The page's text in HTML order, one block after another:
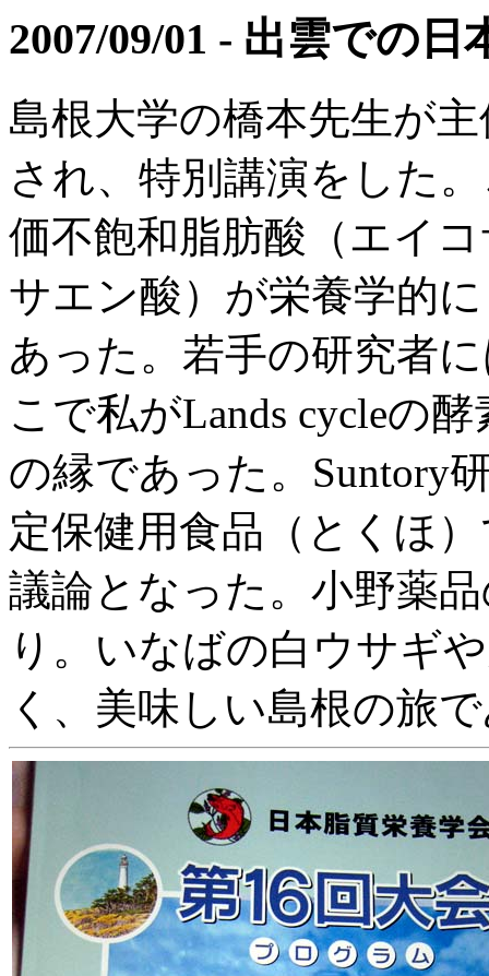
2007/09/01 - 出雲での日
島根大学の橋本先生が
され、特別講演をした
価不飽和脂肪酸（エイ
サエン酸）が栄養学的
あった。若手の研究者
こで私がLands cycleの
の縁であった。Suntory
定保健用食品（とくほ
議論となった。小野薬
り。いなばの白ウサギ
く、美味しい島根の旅